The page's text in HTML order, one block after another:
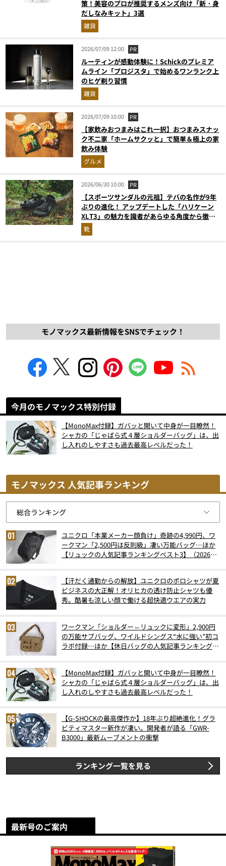
策！美容のプロが推奨するメンズ向け「新・身
だしなみキット」3選
雑貨
2026/07/09 12:00 PR
ルーティンが感動体験に！Schickのプレミア
ムライン「プロジスタ」で始めるワンランク上
のヒゲ剃り習慣
雑貨
2026/07/09 10:00 PR
【家飲みおつまみはこれ一択】おつまみスナッ
ク不二家「ホームサクッと」で簡単＆極上の家
飲み体験
グルメ
2026/06/30 10:00 PR
【スポーツサンダルの元祖】テバの名作が9年
ぶりの進化！ アップデートした「ハリケーン
XLT3」の魅力を識者があらゆる角度から徹底
解説！
靴
モノマックス最新情報をSNSでチェック！
今月のモノマックス特別付録
【MonoMax付録】ガバッと開いて中身が一目瞭然！
シャカの「じゃばら式４層ショルダーバッグ」は、出
し入れのしやすさも過去最高レベルだった！
モノマックス 人気記事ランキング
ユニクロ「本業メーカー顔負け」奇跡の4,990円、ワ
ークマン「2,500円は反則級」凄い万能バッグ…ほか
【リュックの人気記事ランキングベスト3】（2026年
【汗だく通勤からの解放】ユニクロのポロシャツが夏
ビジネスの大正解！オリヒカの透け防止シャツも優
秀。酷暑も涼しい顔で働ける超快適ウエアの実力
ワークマン「ショルダー⇔リュックに変形」2,900円
の万能サブバッグ、ワイルドシングス“水に強い”初コ
ラボ付録…ほか【休日バッグの人気記事ランキングベ
【MonoMax付録】ガバッと開いて中身が一目瞭然！
シャカの「じゃばら式４層ショルダーバッグ」は、出
し入れのしやすさも過去最高レベルだった！
【G-SHOCKの最高傑作か】18年ぶり超絶進化！グラ
ビティマスター新作が凄い。開発者が語る「GWR-
B3000」最新ムーブメントの衝撃
ランキング一覧を見る
最新号のご案内